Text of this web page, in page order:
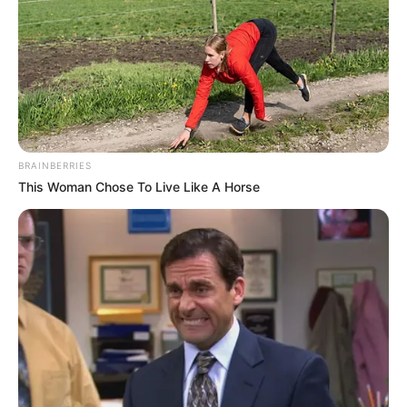
--ad5
A proposta já aprovada na Câmara representa um marco histórico
para os Agentes de Saúde (ACS e ACE), trazendo Aposentadoria
Especial, estabilidade, valorização profissional e segurança jurídica.
BRAINBERRIES
This Woman Chose To Live Like A Horse